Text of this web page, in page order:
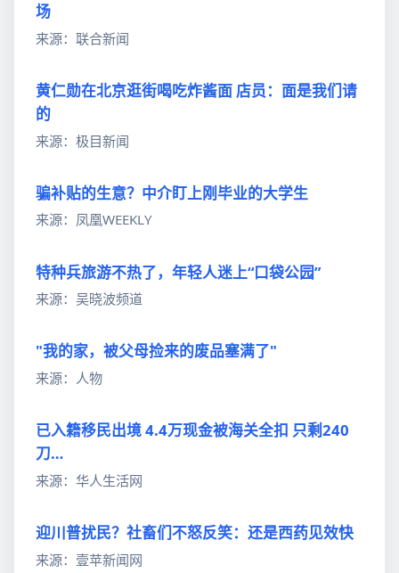
场
来源：联合新闻
黄仁勋在北京逛街喝吃炸酱面 店员：面是我们请
的
来源：极目新闻
骗补贴的生意？中介盯上刚毕业的大学生
来源：凤凰WEEKLY
特种兵旅游不热了，年轻人迷上“口袋公园”
来源：吴晓波频道
"我的家，被父母捡来的废品塞满了"
来源：人物
已入籍移民出境 4.4万现金被海关全扣 只剩240
刀…
来源：华人生活网
迎川普扰民？社畜们不怒反笑：还是西药见效快
来源：壹苹新闻网